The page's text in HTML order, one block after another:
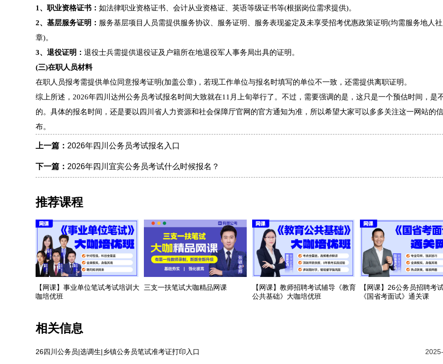
1、职业资格证书： 如法律职业资格证书、会计从业资格证、英语等级证书等(根据岗位需求提供)。
2、基层服务证明： 服务基层项目人员需提供服务协议、服务证明、服务表现鉴定及未享受招考优惠政策证明(均需服务地人
章)。
3、退役证明： 退役士兵需提供退役证及户籍所在地退役军人事务局出具的证明。
(三)在职人员材料
在职人员报考需提供单位同意报考证明(加盖公章)，若现工作单位与报名时填写的单位不一致，还需提供离职证明。
综上所述，2026年四川达州公务员考试报名时间大致就在11月上旬举行了。不过，需要强调的是，这只是一个预估时间，是
的。具体的报名时间，还是要以四川省人力资源和社会保障厅官网的官方通知为准，所以希望大家可以多多关注这一网站的
布。
上一篇： 2026年四川公务员考试报名入口
下一篇： 2026年四川宜宾公务员考试什么时候报名？
推荐课程
【网课】事业单位笔试考试培训大
咖培优班
三支一扶笔试大咖精品网课
【网课】教师招聘考试辅导《教育
公共基础》大咖培优班
【网课】26公务员招聘考
《国省考面试》通关课
相关信息
26四川公务员|选调生|乡镇公务员笔试准考证打印入口